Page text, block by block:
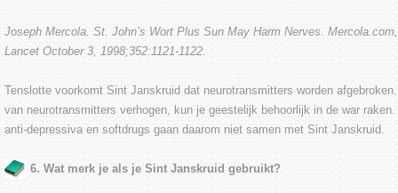
Joseph Mercola. St. John’s Wort Plus Sun May Harm Nerves.
Lancet October 3, 1998;352:1121-1122.
Tenslotte voorkomt Sint Janskruid dat neurotransmitters worden
van neurotransmitters verhogen, kun je geestelijk behoorlijk in de war
anti-depressiva en softdrugs gaan daarom niet samen met Sint Janskruid.
6. Wat merk je als je Sint Janskruid gebruikt?